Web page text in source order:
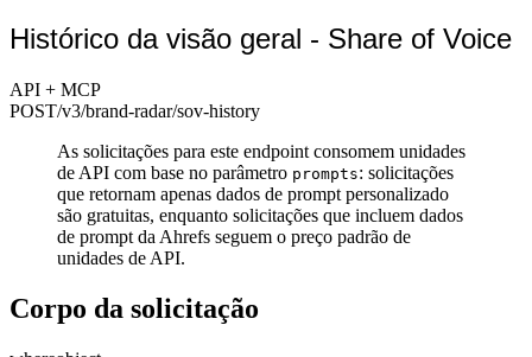
Histórico da visão geral - Share of Voice
API + MCP
POST/v3/brand-radar/sov-history
As solicitações para este endpoint consomem unidades
de API com base no parâmetro prompts: solicitações
que retornam apenas dados de prompt personalizado
são gratuitas, enquanto solicitações que incluem dados
de prompt da Ahrefs seguem o preço padrão de
unidades de API.
Corpo da solicitação